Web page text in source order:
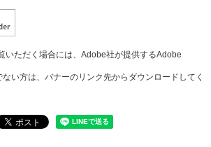
いただく場合には、Adobe社が提供するAdobe
い方は、バナーのリンク先からダウンロードしてく